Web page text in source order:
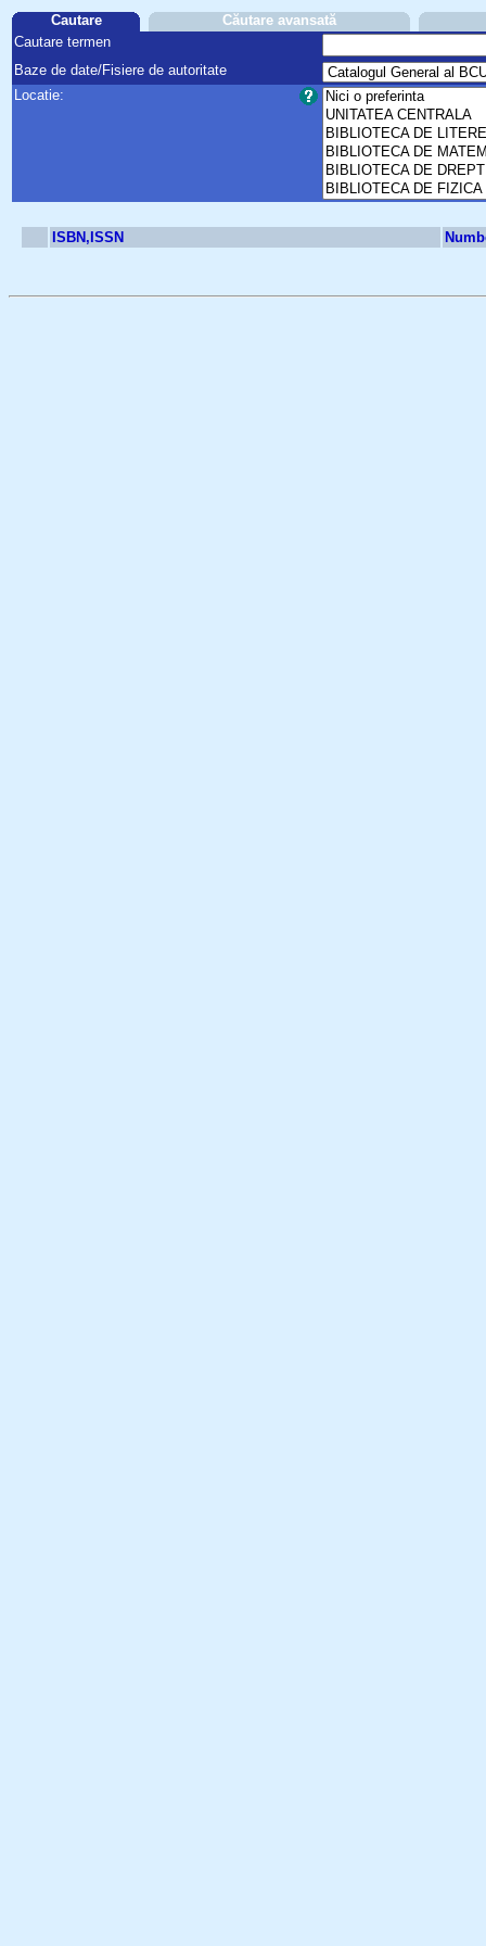
Cautare
Căutare avansată
Cautare termen
Baze de date/Fisiere de autoritate
Locatie:
ISBN,ISSN